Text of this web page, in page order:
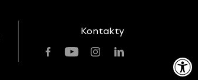
Open toolbar
Kontakty